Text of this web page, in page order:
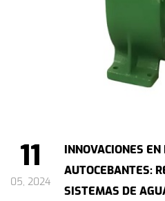
11
05, 2024
INNOVACIONES
AUTOCEBANTES:
SISTEMAS DE